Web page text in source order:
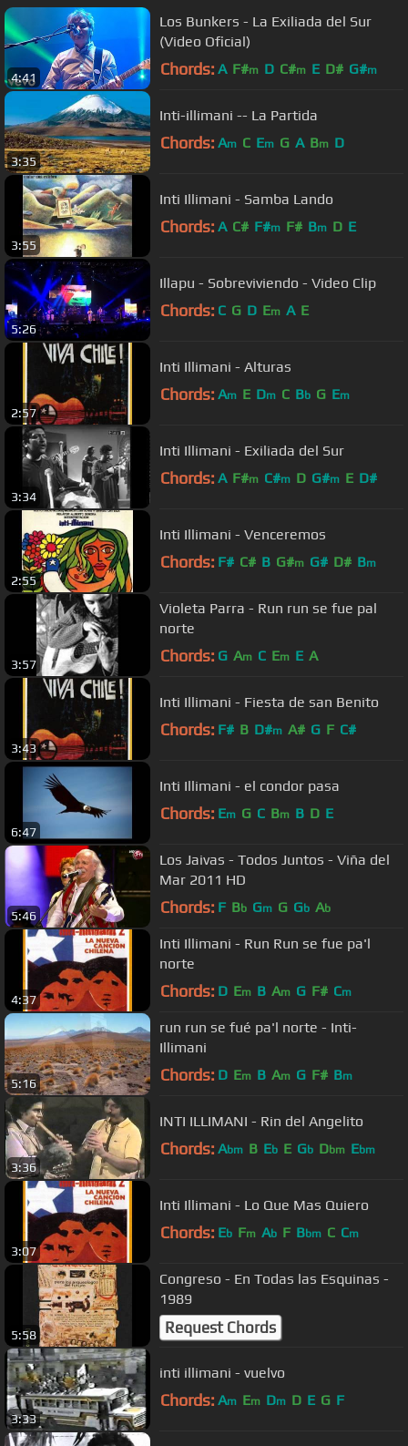
4:41
Los Bunkers - La Exiliada del Sur
(Video Oficial)
Chords: A F#m D C#m E D# G#m
3:35
Inti-illimani -- La Partida
Chords: Am C Em G A Bm D
3:55
Inti Illimani - Samba Lando
Chords: A C# F#m F# Bm D E
5:26
Illapu - Sobreviviendo - Video Clip
Chords: C G D Em A E
2:57
Inti Illimani - Alturas
Chords: Am E Dm C Bb G Em
3:34
Inti Illimani - Exiliada del Sur
Chords: A F#m C#m D G#m E D#
2:55
Inti Illimani - Venceremos
Chords: F# C# B G#m G# D# Bm
3:57
Violeta Parra - Run run se fue pal
norte
Chords: G Am C Em E A
3:43
Inti Illimani - Fiesta de san Benito
Chords: F# B D#m A# G F C#
6:47
Inti Illimani - el condor pasa
Chords: Em G C Bm B D E
5:46
Los Jaivas - Todos Juntos - Viña del
Mar 2011 HD
Chords: F Bb Gm G Gb Ab
4:37
Inti Illimani - Run Run se fue pa'l
norte
Chords: D Em B Am G F# Cm
5:16
run run se fué pa'l norte - Inti-
Illimani
Chords: D Em B Am G F# Bm
3:36
INTI ILLIMANI - Rin del Angelito
Chords: Abm B Eb E Gb Dbm Ebm
3:07
Inti Illimani - Lo Que Mas Quiero
Chords: Eb Fm Ab F Bbm C Cm
5:58
Congreso - En Todas las Esquinas -
1989
Request Chords
3:33
inti illimani - vuelvo
Chords: Am Em Dm D E G F